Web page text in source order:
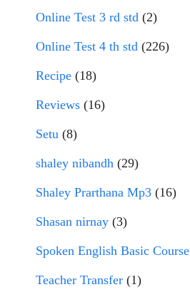
Online Test 3 rd std (2)
Online Test 4 th std (226)
Recipe (18)
Reviews (16)
Setu (8)
shaley nibandh (29)
Shaley Prarthana Mp3 (16)
Shasan nirnay (3)
Spoken English Basic Course
Teacher Transfer (1)